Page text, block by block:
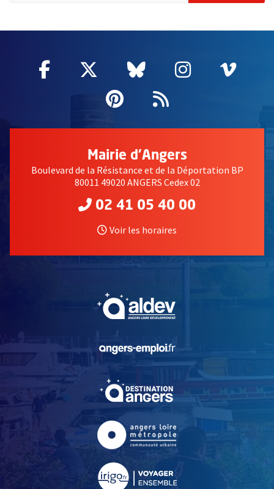
Facebook
, Ouvre une nouvelle fenêtre
Twitter
, Ouvre une nouvelle
Bluesky
, Ouvre une
Instagram
, Ouvre
,
Pinterest
, Ouvre une
Flux RSS
Mairie d'Angers
Boulevard de la Résistance et de la Déportation BP
80011 49020 ANGERS Cedex 02
02 41 05 40 00
Voir les horaires
, Ouvre une nouvelle
, Ouvre une nouvelle